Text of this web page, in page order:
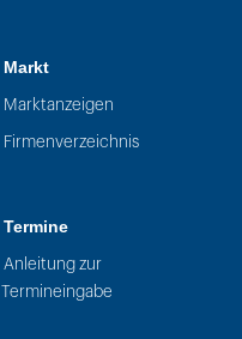
Markt
Marktanzeigen
Firmenverzeichnis
Termine
Anleitung zur
Termineingabe